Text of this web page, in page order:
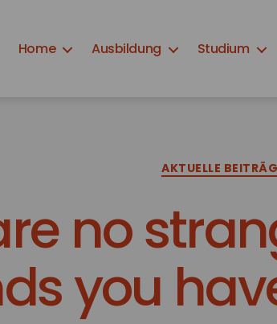
Home Ausbildung Studium
AKTUELLE
no
you